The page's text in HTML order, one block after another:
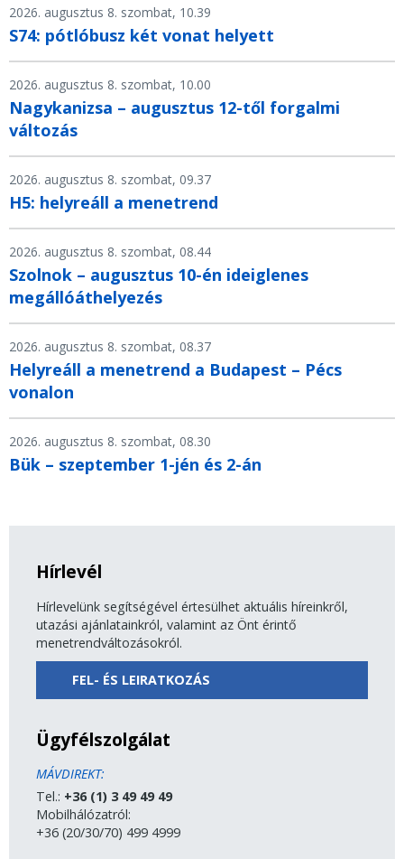
2026. augusztus 8. szombat, 10.39
S74: pótlóbusz két vonat helyett
2026. augusztus 8. szombat, 10.00
Nagykanizsa – augusztus 12-től forgalmi
változás
2026. augusztus 8. szombat, 09.37
H5: helyreáll a menetrend
2026. augusztus 8. szombat, 08.44
Szolnok – augusztus 10-én ideiglenes
megállóáthelyezés
2026. augusztus 8. szombat, 08.37
Helyreáll a menetrend a Budapest – Pécs
vonalon
2026. augusztus 8. szombat, 08.30
Bük – szeptember 1-jén és 2-án
Hírlevél
Hírlevelünk segítségével értesülhet aktuális híreinkről,
utazási ajánlatainkról, valamint az Önt érintő
menetrendváltozásokról.
FEL- ÉS LEIRATKOZÁS
Ügyfélszolgálat
MÁVDIREKT:
Tel.: +36 (1) 3 49 49 49
Mobilhálózatról:
+36 (20/30/70) 499 4999